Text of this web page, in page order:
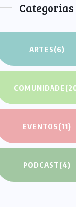
Categorias
ARTES(6)
COMUNIDADE
EVENTOS(11)
PODCAST(4)